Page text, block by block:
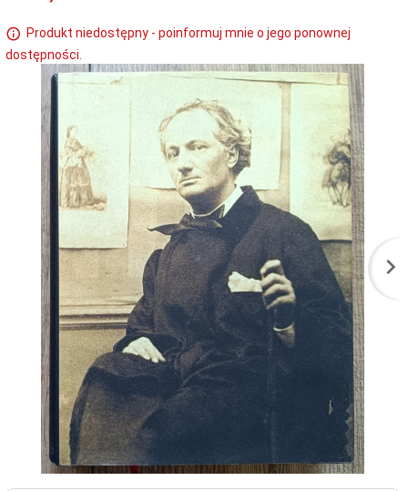
Produkt niedostępny - poinformuj mnie o jego ponownej
dostępności.